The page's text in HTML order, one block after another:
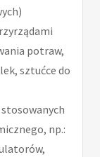
potraw,
sztućce do
np.: